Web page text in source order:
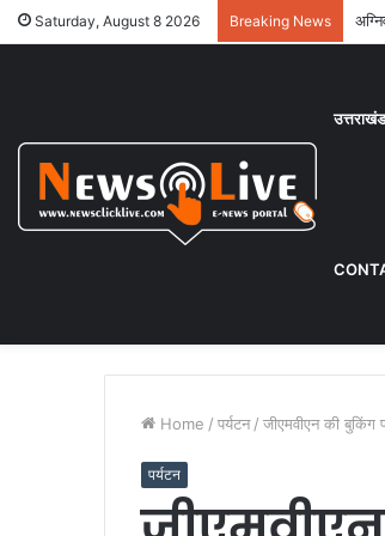
Saturday, August 8 2026 Breaking News
उत्तराखंड
Home / पर्यटन / जीएमवीएन की बुकिंग
पर्यटन